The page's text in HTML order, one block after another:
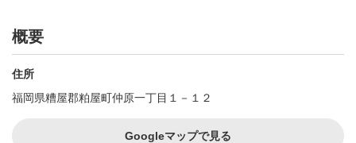
概要
住所
福岡県糟屋郡粕屋町仲原一丁目１－１２
Googleマップで見る